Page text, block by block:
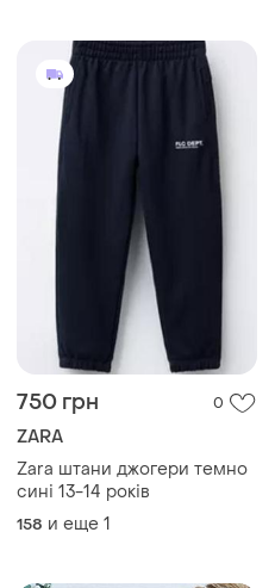
750 грн 0
ZARA
Zara штани джогери темно
сині 13-14 років
158 и еще 1